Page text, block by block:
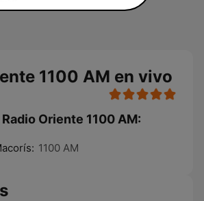
1100 AM en vivo
Oriente 1100 AM:
1100 AM